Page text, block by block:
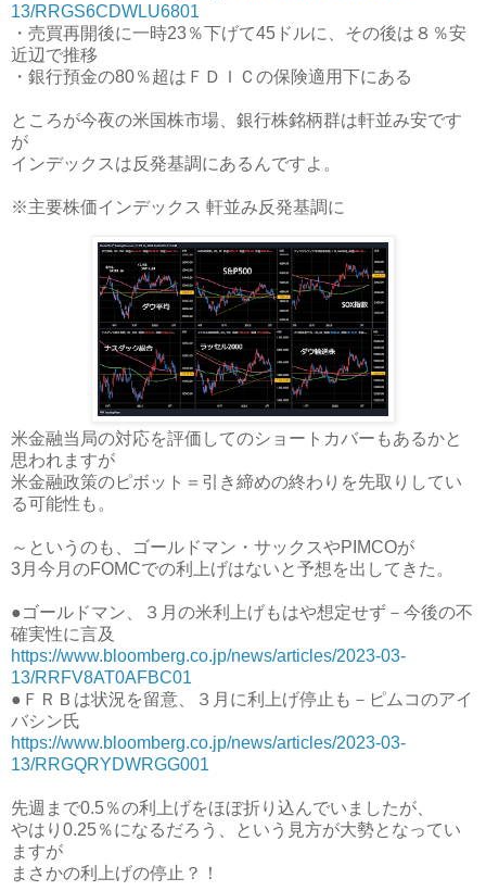
13/RRGS6CDWLU6801
・売買再開後に一時23％下げて45ドルに、その後は８％安
近辺で推移
・銀行預金の80％超はＦＤＩＣの保険適用下にある
ところが今夜の米国株市場、銀行株銘柄群は軒並み安です
が
インデックスは反発基調にあるんですよ。
※主要株価インデックス 軒並み反発基調に
米金融当局の対応を評価してのショートカバーもあるかと
思われますが
米金融政策のピボット＝引き締めの終わりを先取りしてい
る可能性も。
～というのも、ゴールドマン・サックスやPIMCOが
3月今月のFOMCでの利上げはないと予想を出してきた。
●ゴールドマン、３月の米利上げもはや想定せず－今後の不
確実性に言及
https://www.bloomberg.co.jp/news/articles/2023-03-
13/RRFV8AT0AFBC01
●ＦＲＢは状況を留意、３月に利上げ停止も－ピムコのアイ
バシン氏
https://www.bloomberg.co.jp/news/articles/2023-03-
13/RRGQRYDWRGG001
先週まで0.5％の利上げをほぼ折り込んでいましたが、
やはり0.25％になるだろう、という見方が大勢となってい
ますが
まさかの利上げの停止？！